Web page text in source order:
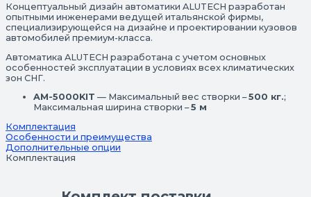
Концептуальный дизайн автоматики ALUTECH разработан
опытными инженерами ведущей итальянской фирмы,
специализирующейся на дизайне и проектировании кузовов
автомобилей премиум-класса.
Автоматика ALUTECH разработана с учетом основных
особенностей эксплуатации в условиях всех климатических
зон СНГ.
AM-5000KIT — Максимальный вес створки –500 кг.;
Максимальная ширина створки –5 м
Комплектация
Особенности и преимущества
Дополнительные опции
Комплектация